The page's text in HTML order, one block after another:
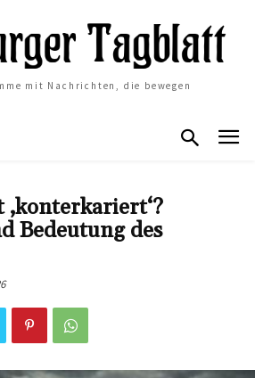
mit Nachrichten, die bewegen
‚konterkariert‘?
Bedeutung des